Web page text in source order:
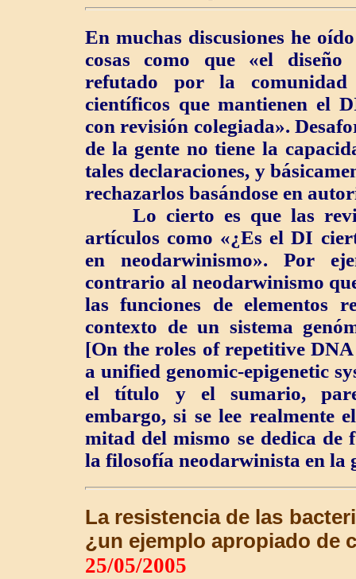
En muchas discusiones he
cosas como que «el
refutado por la
científicos que mantienen el
con revisión colegiada».
de la gente no tiene la
tales declaraciones, y
rechazarlos basándose en
Lo cierto es que las
artículos como «¿Es el DI
en neodarwinismo». Por
contrario al neodarwinismo
las funciones de elementos
contexto de un sistema
[On the roles of repetitive
a unified genomic-epigenetic
el título y el sumario,
embargo, si se lee realmente
mitad del mismo se dedica
la filosofía neodarwinista en la
La resistencia de las
¿un ejemplo apropiado de
25/05/2005